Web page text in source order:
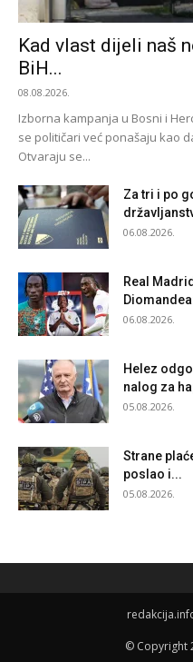
Kad vlast dijeli naš
BiH...
08.08.2026.
Izborna kampanja u Bosni i
se političari već ponašaju kao
Otvaraju se...
Za tri i po
06.08.2026.
Real
06.08.2026.
Helez
nalog za
05.08.2026.
Strane
poslao i...
05.08.2026.
© Copyright